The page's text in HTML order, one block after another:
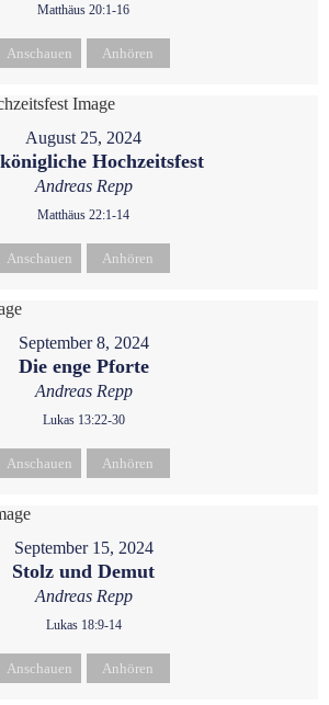
Matthäus 20:1-16
Anschauen Anhören
August 25, 2024
Hochzeitsfest
Andreas Repp
Matthäus 22:1-14
Anschauen Anhören
September 8, 2024
Die enge Pforte
Andreas Repp
Lukas 13:22-30
Anschauen Anhören
September 15, 2024
Stolz und Demut
Andreas Repp
Lukas 18:9-14
Anschauen Anhören